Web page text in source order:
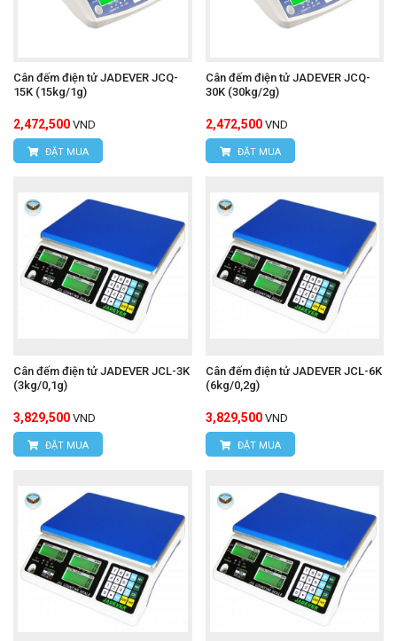
Cân đếm điện tử JADEVER JCQ-
15K (15kg/1g)
2,472,500 VND
ĐẶT MUA
Cân đếm điện tử JADEVER JCQ-
30K (30kg/2g)
2,472,500 VND
ĐẶT MUA
Cân đếm điện tử JADEVER JCL-3K
(3kg/0,1g)
3,829,500 VND
ĐẶT MUA
Cân đếm điện tử JADEVER JCL-6K
(6kg/0,2g)
3,829,500 VND
ĐẶT MUA